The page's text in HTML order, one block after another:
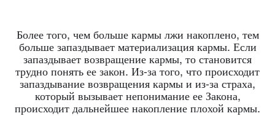
Более того, чем больше кармы лжи накоплено, тем
больше запаздывает материализация кармы. Если
запаздывает возвращение кармы, то становится
трудно понять ее закон. Из-за того, что происходит
запаздывание возвращения кармы и из-за страха,
который вызывает непонимание ее Закона,
происходит дальнейшее накопление плохой кармы.